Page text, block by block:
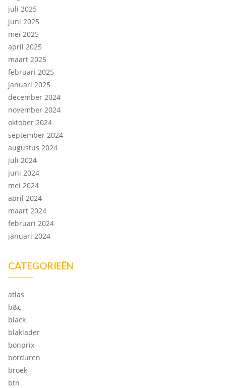
juli 2025
juni 2025
mei 2025
april 2025
maart 2025
februari 2025
januari 2025
december 2024
november 2024
oktober 2024
september 2024
augustus 2024
juli 2024
juni 2024
mei 2024
april 2024
maart 2024
februari 2024
januari 2024
CATEGORIEËN
atlas
b&c
black
blaklader
bonprix
borduren
broek
btn